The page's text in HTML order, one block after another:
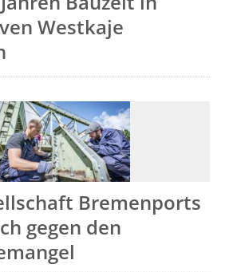
Westkaje
Bremenports
gegen den